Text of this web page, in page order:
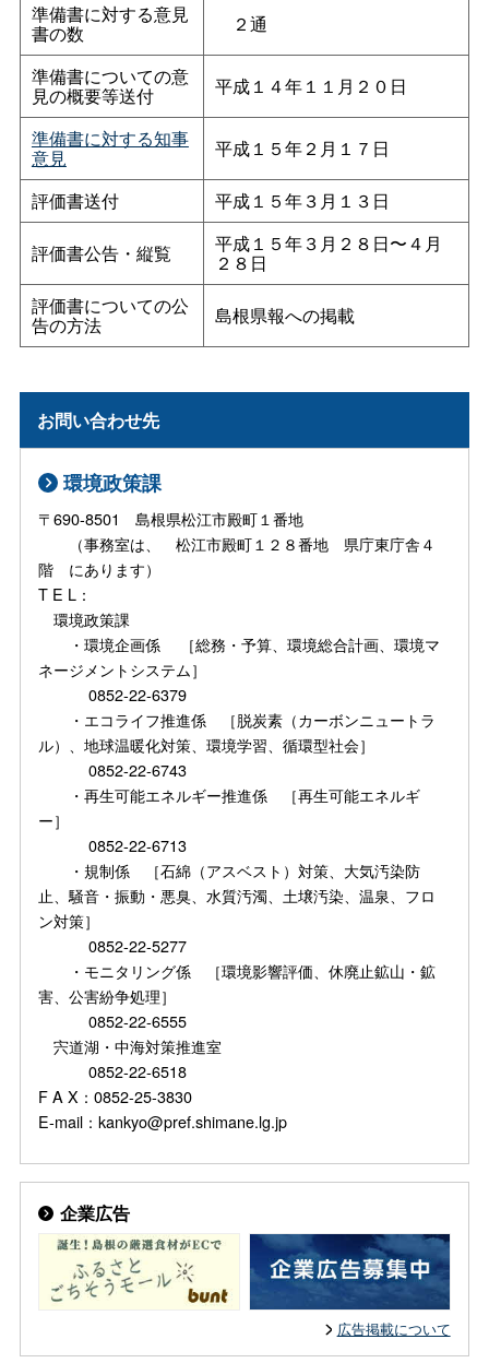
準備書に対する意見
書の数 ２通
準備書についての意
見の概要等送付 平成１４年１１月２０日
準備書に対する知事
意見 平成１５年２月１７日
評価書送付 平成１５年３月１３日
評価書公告・縦覧 平成１５年３月２８日〜４月
２８日
評価書についての公
告の方法 島根県報への掲載
お問い合わせ先
環境政策課
〒690-8501 島根県松江市殿町１番地
（事務室は、 松江市殿町１２８番地 県庁東庁舎４
階 にあります）
T E L：
環境政策課
・環境企画係 ［総務・予算、環境総合計画、環境マ
ネージメントシステム］
0852-22-6379
・エコライフ推進係 ［脱炭素（カーボンニュートラ
ル）、地球温暖化対策、環境学習、循環型社会］
0852-22-6743
・再生可能エネルギー推進係 ［再生可能エネルギ
ー］
0852-22-6713
・規制係 ［石綿（アスベスト）対策、大気汚染防
止、騒音・振動・悪臭、水質汚濁、土壌汚染、温泉、フロ
ン対策］
0852-22-5277
・モニタリング係 ［環境影響評価、休廃止鉱山・鉱
害、公害紛争処理］
0852-22-6555
宍道湖・中海対策推進室
0852-22-6518
F A X：0852-25-3830
E-mail：kankyo@pref.shimane.lg.jp
企業広告
広告掲載について